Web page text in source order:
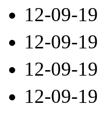
12-09-19
12-09-19
12-09-19
12-09-19